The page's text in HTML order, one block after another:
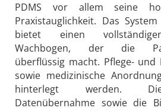
PDMS vor allem seine
Praxistauglichkeit. Das
bietet einen
Wachbogen, der die
überflüssig macht. Pflege- und
sowie medizinische
hinterlegt werden.
Datenübernahme sowie die